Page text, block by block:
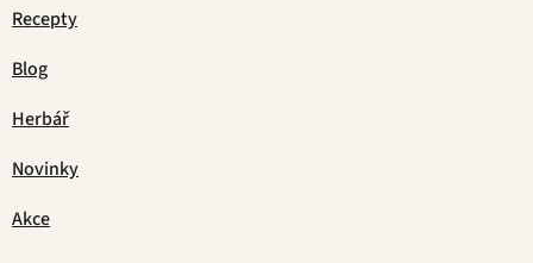
Recepty
Blog
Herbář
Novinky
Akce